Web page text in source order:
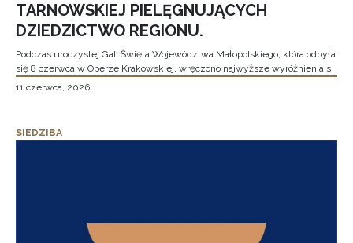
TARNOWSKIEJ PIELĘGNUJĄCYCH
DZIEDZICTWO REGIONU.
Podczas uroczystej Gali Święta Województwa Małopolskiego, która odbyła
się 8 czerwca w Operze Krakowskiej, wręczono najwyższe wyróżnienia s
11 czerwca, 2026
SIEDZIBA